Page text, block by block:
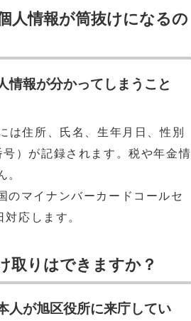
人情報が筒抜けになるの
情報が分かってしまうこと
は住所、氏名、生年月日、性別
）が記録されます。税や年金情
。
のマイナンバーカードコールセ
応します。
取りはできますか？
人が旭区役所に来庁してい